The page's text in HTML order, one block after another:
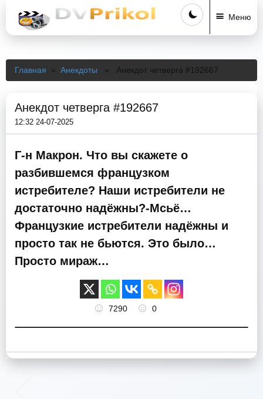
Меню
Главная » Анекдоты » Анекдот четверга #192667
Анекдот четверга #192667
12:32 24-07-2025
Г-н Макрон. Что вы скажете о
разбившемся французком
истребителе? Наши истребители не
достаточно надёжны?-Мсьё…
Французкие истребители надёжны и
просто так не бьются. Это было…
Просто мираж…
7290 0